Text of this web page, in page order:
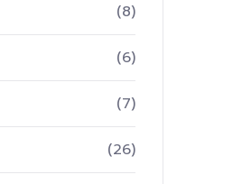
(8)
(6)
(7)
(26)